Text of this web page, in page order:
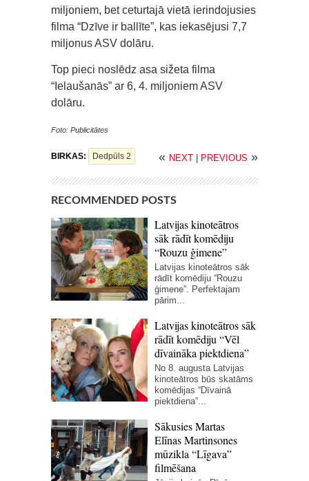
miljoniem, bet ceturtajā vietā ierindojusies
filma “Dzīve ir ballīte”, kas iekasējusi 7,7
miljonus ASV dolāru.
Top pieci noslēdz asa sižeta filma
“Ielaušanās” ar 6, 4. miljoniem ASV
dolāru.
Foto: Publicitātes
BIRKAS: Dedpūls 2 « NEXT PREVIOUS »
RECOMMENDED POSTS
Latvijas kinoteātros
sāk rādīt komēdiju
“Rouzu ģimene”
Latvijas kinoteātros sāk
rādīt komēdiju “Rouzu
ģimene”. Perfektajam
pārim...
Latvijas kinoteātros sāk
rādīt komēdiju “Vēl
dīvaināka piektdiena”
No 8. augusta Latvijas
kinoteātros būs skatāms
komēdijas “Dīvainā
piektdiena”...
Sākusies Martas
Elīnas Martinsones
mūzikla “Līgava”
filmēšana